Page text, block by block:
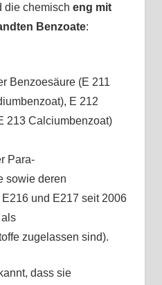
die chemisch eng mit
Benzoate:
Benzoesäure (E 211
E 212
213 Calciumbenzoat)
Para-
sowie deren
und E217 seit 2006
zugelassen sind).
dass sie